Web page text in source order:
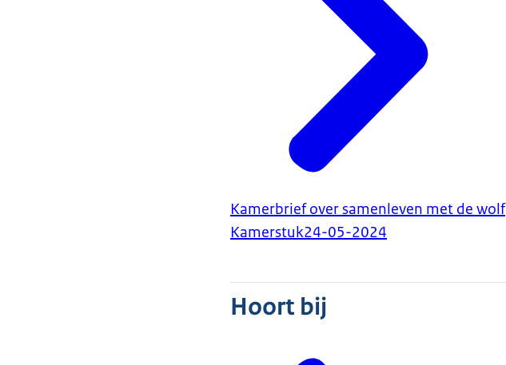
Kamerbrief over samenleven met de wolf
Kamerstuk24-05-2024
Hoort bij